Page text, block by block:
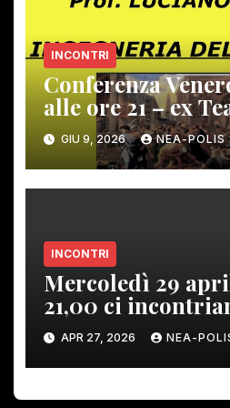
INCONTRI
Conferenza
alle ore 21 – ex
Gambassi Terme
GIU 9, 2026 NEA-POLIS
INCONTRI
Mercoledì 29
21,00 ci
locali del
APR 27, 2026 NEA-